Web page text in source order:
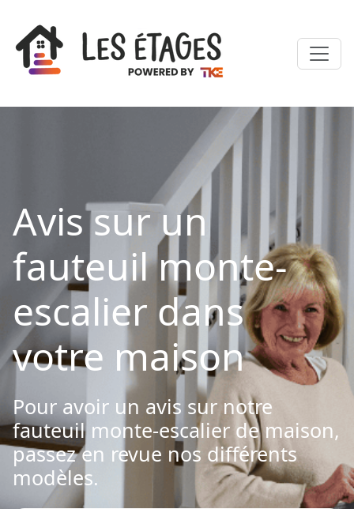
Avis sur un
fauteuil monte-
escalier dans
votre maison
Pour avoir un avis sur notre
fauteuil monte-escalier de maison,
passez en revue nos différents
modèles.